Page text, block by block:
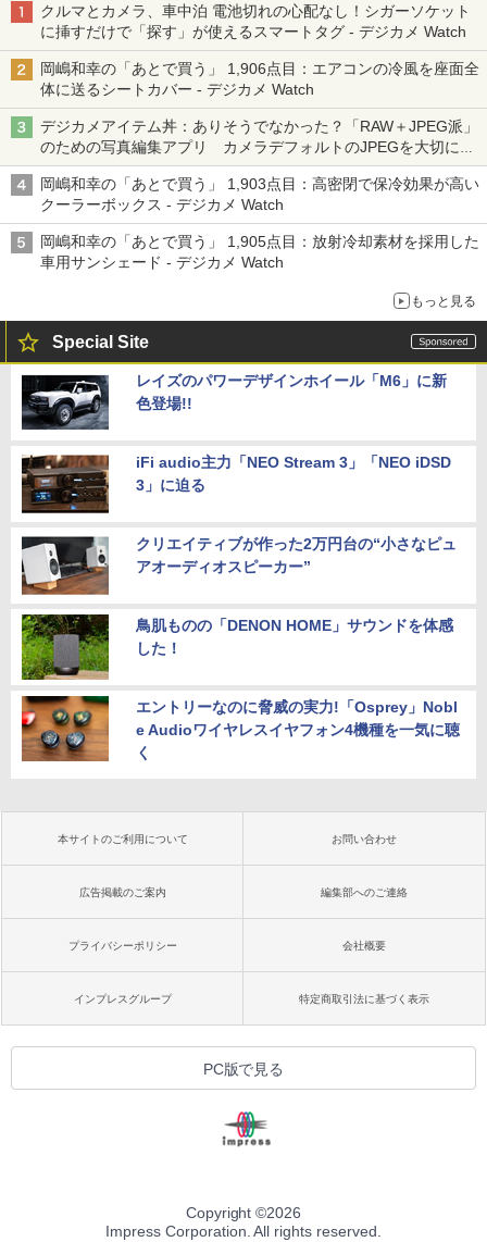
クルマとカメラ、車中泊 電池切れの心配なし！シガーソケット
に挿すだけで「探す」が使えるスマートタグ - デジカメ Watch
岡嶋和幸の「あとで買う」 1,906点目：エアコンの冷風を座面全
体に送るシートカバー - デジカメ Watch
デジカメアイテム丼：ありそうでなかった？「RAW＋JPEG派」
のための写真編集アプリ カメラデフォルトのJPEGを大切にす
る「Filmator」
岡嶋和幸の「あとで買う」 1,903点目：高密閉で保冷効果が高い
クーラーボックス - デジカメ Watch
岡嶋和幸の「あとで買う」 1,905点目：放射冷却素材を採用した
車用サンシェード - デジカメ Watch
もっと見る
Special Site
レイズのパワーデザインホイール「M6」に新
色登場!!
iFi audio主力「NEO Stream 3」「NEO iDSD
3」に迫る
クリエイティブが作った2万円台の“小さなピュ
アオーディオスピーカー”
鳥肌ものの「DENON HOME」サウンドを体感
した！
エントリーなのに脅威の実力!「Osprey」Nobl
e Audioワイヤレスイヤフォン4機種を一気に聴
く
本サイトのご利用について お問い合わせ
広告掲載のご案内 編集部へのご連絡
プライバシーポリシー 会社概要
インプレスグループ 特定商取引法に基づく表示
PC版で見る
Copyright ©2026
Impress Corporation. All rights reserved.